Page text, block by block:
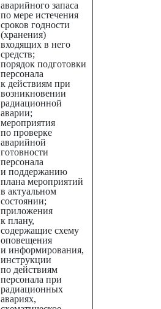
аварийного запаса
по мере истечения
сроков годности
(хранения)
входящих в него
средств;
порядок подготовки
персонала
к действиям при
возникновении
радиационной
аварии;
мероприятия
по проверке
аварийной
готовности
персонала
и поддержанию
плана мероприятий
в актуальном
состоянии;
приложения
к плану,
содержащие схему
оповещения
и информирования,
инструкции
по действиям
персонала при
радиационных
авариях,